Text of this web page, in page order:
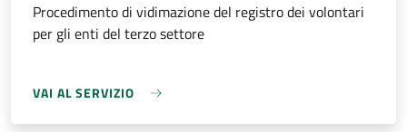
Procedimento di vidimazione del registro dei volontari
per gli enti del terzo settore
VAI AL SERVIZIO